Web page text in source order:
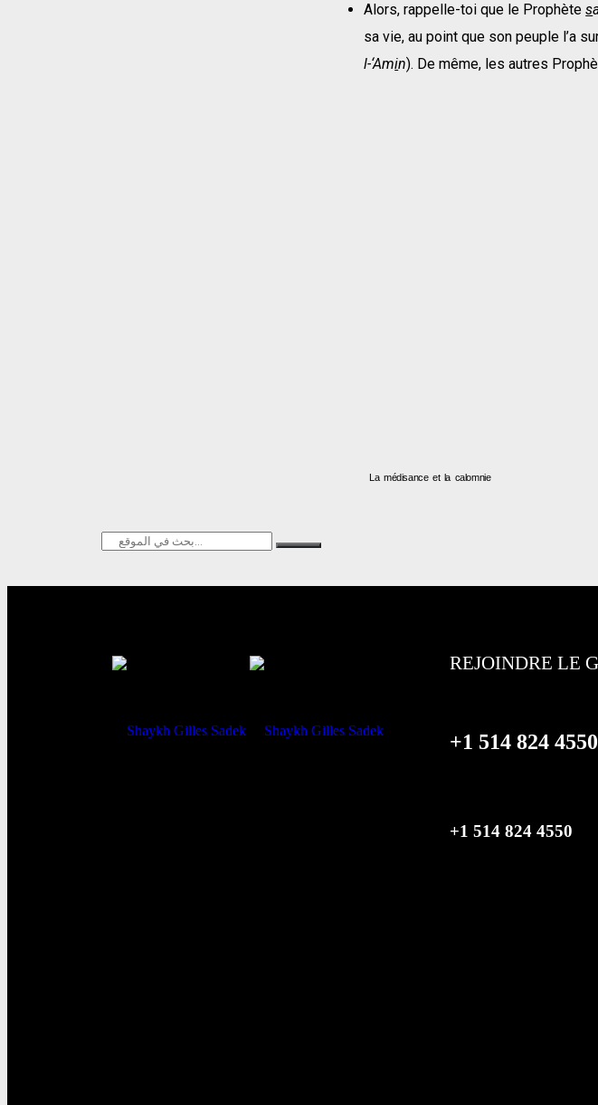
Alors, rappelle-toi que le Prophètes
sa vie, au point que son peuple l’a
l-‘Amin). De même, les autres
La médisance et la calomnie
REJOINDRE LE
+1 514 824 4550
+1 514 824 4550